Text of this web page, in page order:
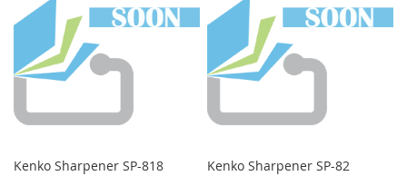
Kenko Sharpener SP-818
Kenko Sharpener SP-82